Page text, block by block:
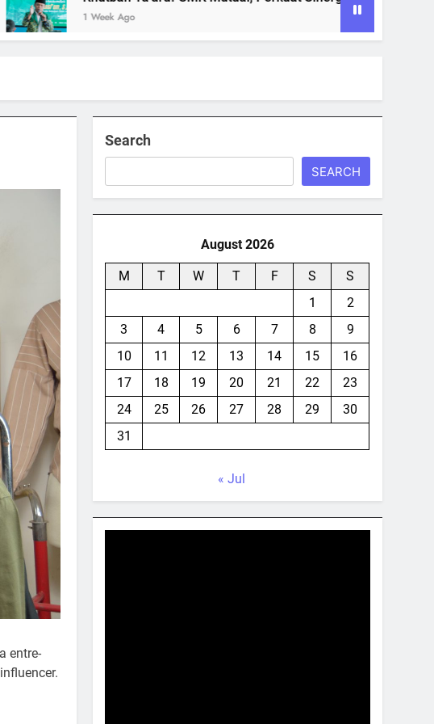
1 Week Ago
entre-
Search
SEARCH
August 2026
M T W T F S
S
1
2
3
4 5 6 7 8
9
10
11 12 13 14 15
16
17
18 19 20 21 22
23
24
25 26 27 28 29
30
31
« Jul